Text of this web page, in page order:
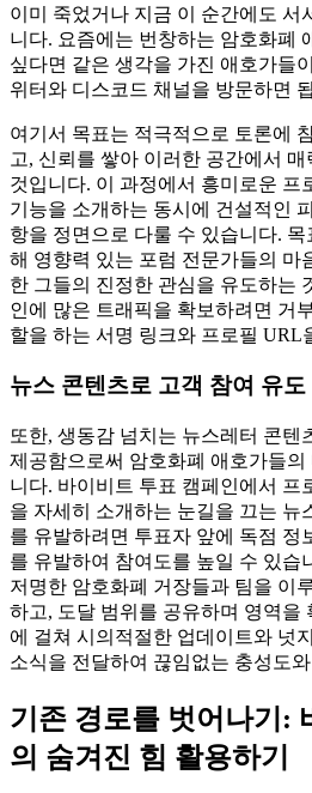
이미 죽었거나 지금 이 순간에도 서
니다. 요즘에는 번창하는 암호화폐
싶다면 같은 생각을 가진 애호가들
위터와 디스코드 채널을 방문하면
여기서 목표는 적극적으로 토론에
고, 신뢰를 쌓아 이러한 공간에서
것입니다. 이 과정에서 흥미로운 프
기능을 소개하는 동시에 건설적인
항을 정면으로 다룰 수 있습니다.
해 영향력 있는 포럼 전문가들의 마
한 그들의 진정한 관심을 유도하는
인에 많은 트래픽을 확보하려면 거
할을 하는 서명 링크와 프로필 URL
뉴스 콘텐츠로 고객 참여 유도
또한, 생동감 넘치는 뉴스레터 콘텐
제공함으로써 암호화폐 애호가들
니다. 바이비트 투표 캠페인에서 프
을 자세히 소개하는 눈길을 끄는 뉴
를 유발하려면 투표자 앞에 독점 정
를 유발하여 참여도를 높일 수 있습
저명한 암호화폐 거장들과 팀을 이
하고, 도달 범위를 공유하며 영역을
에 걸쳐 시의적절한 업데이트와 넛
소식을 전달하여 끊임없는 충성도
기존 경로를 벗어나기:
의 숨겨진 힘 활용하기